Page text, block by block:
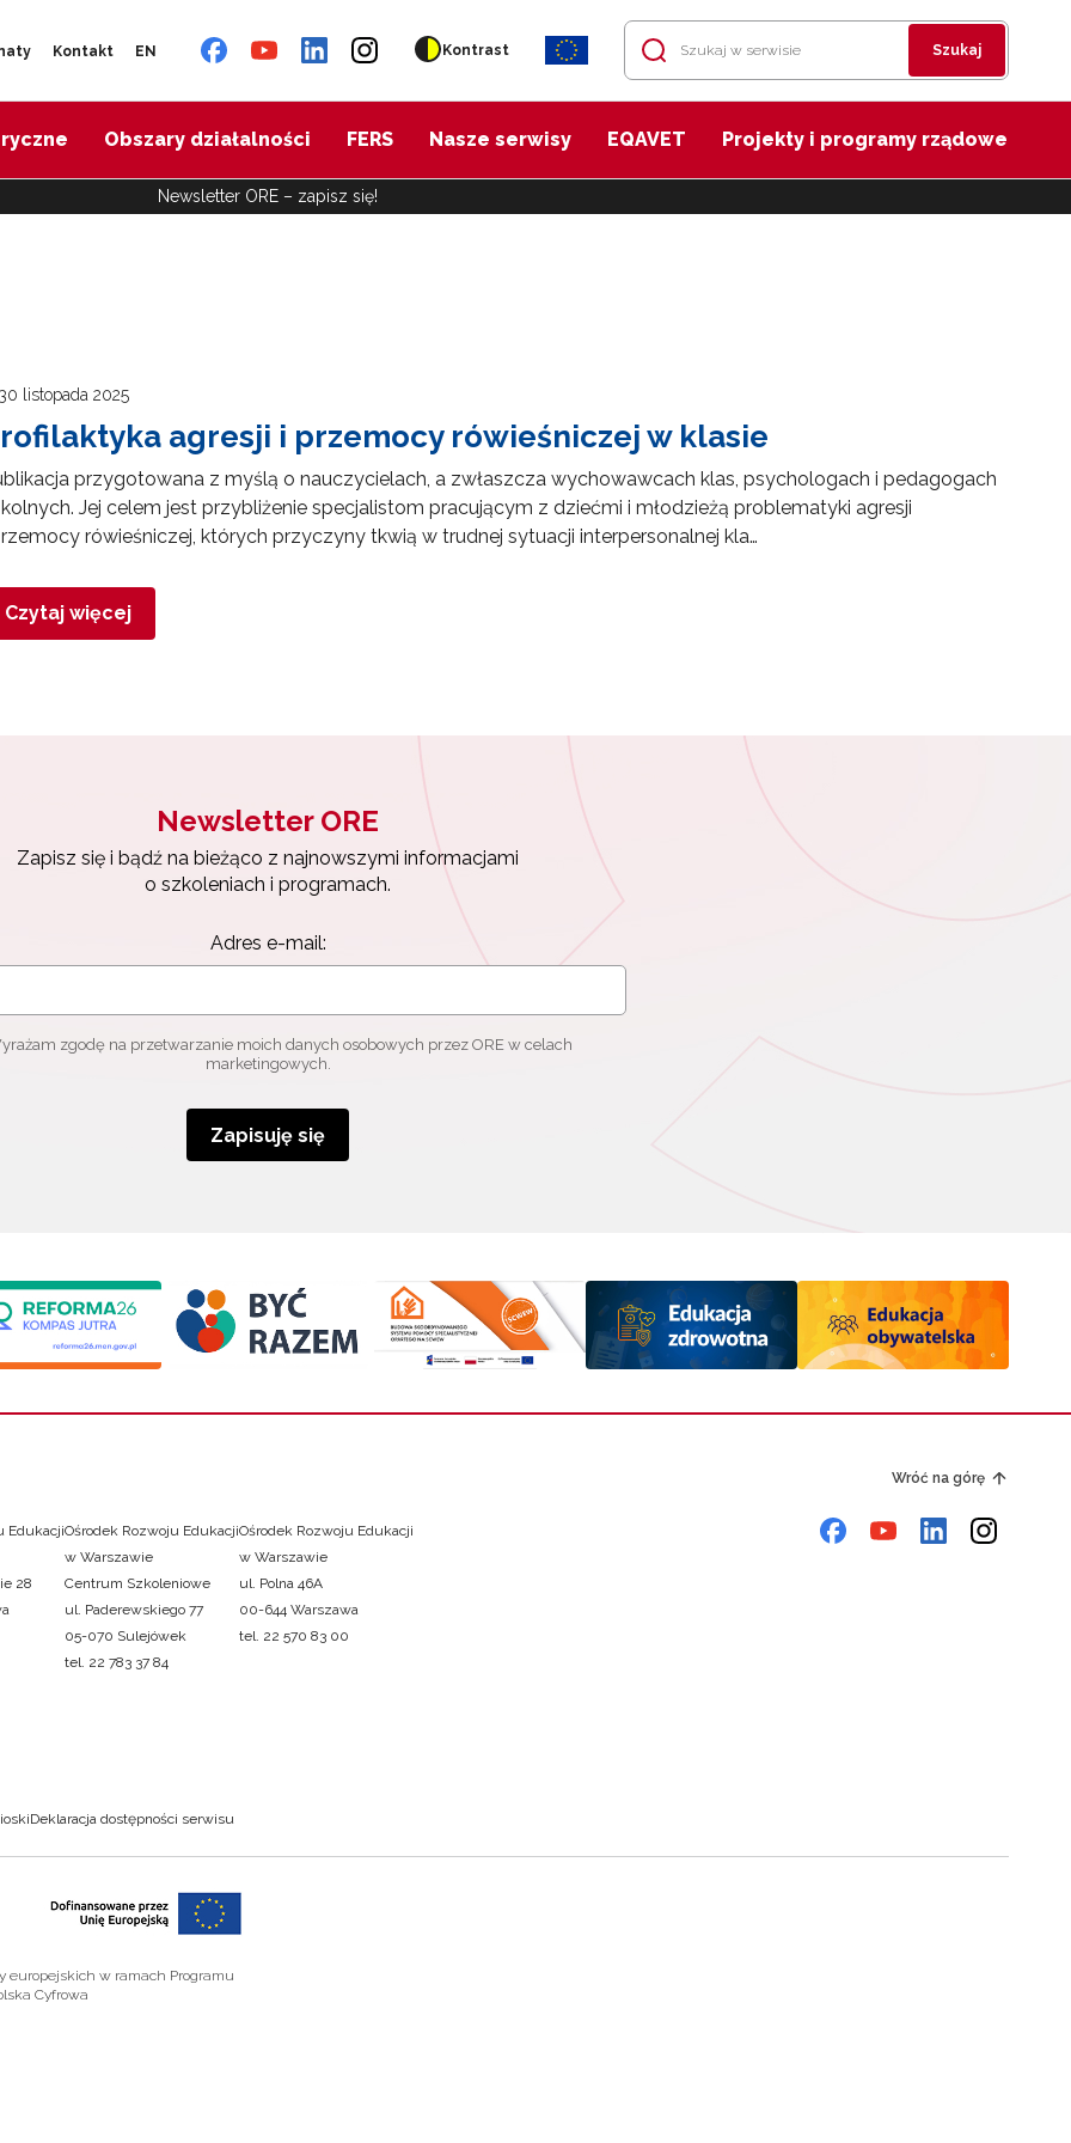
Kontakt EN Kontrast Szukaj
Obszary działalności FERS Nasze serwisy EQAVET Projekty i programy rządowe
Newsletter ORE – zapisz się!
listopada 2025
agresji i przemocy rówieśniczej w klasie
przygotowana z myślą o nauczycielach, a zwłaszcza wychowawcach klas, psychologach i pedagogach
Jej celem jest przybliżenie specjalistom pracującym z dziećmi i młodzieżą problematyki agresji
rówieśniczej, których przyczyny tkwią w trudnej sytuacji interpersonalnej kla…
Czytaj więcej
Newsletter ORE
Zapisz się i bądź na bieżąco z najnowszymi informacjami
o szkoleniach i programach.
Adres e-mail:
zgodę na przetwarzanie moich danych osobowych przez ORE w celach
marketingowych.
Zapisuję się
Wróć na górę
Edukacji
28
Ośrodek Rozwoju Edukacji
w Warszawie
Centrum Szkoleniowe
ul. Paderewskiego 77
05-070 Sulejówek
tel. 22 783 37 84
Ośrodek Rozwoju Edukacji
w Warszawie
ul. Polna 46A
00-644 Warszawa
tel. 22 570 83 00
Deklaracja dostępności serwisu
europejskich w ramach Programu
Cyfrowa